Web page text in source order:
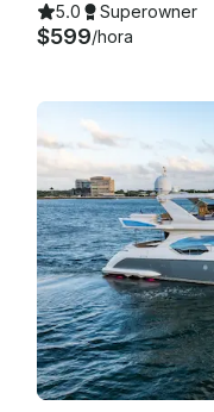
5.0 Superowner
$599/hora